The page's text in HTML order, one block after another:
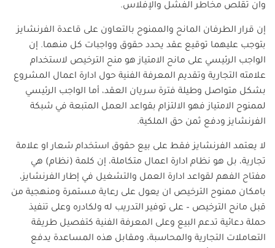
وان تقلص مخاطر الفشل والإفلاس.
إن قرار الطرفان المانح والممنوح بالتعاون على قاعدة الفرنشايز
بتوجب عليهما توقيع عقد يحدد حقوق وواجبات كل منهما. إن
الواجب الرئيسي على مانح الامتياز هو منح الترخيص لاستخدام
علامته التجارية وتقديم المعرفة الفنية حول ادارة اعمال المشروع
بشكل متواصل وطيلة فترة سريان العقد، أما الواجب الرئيسي
لممنوح الامتياز فهو الالتزام بقواعد العمل المتبعة في شبكة
الفرنشايز ودفع ثمن حق الملكية.
لا يعتمد الفرنشايز فقط على بيع حقوق استخدام شعار او علامة
تجارية، بل هو نظام ادارة اعمال متكاملة، إن كلمة (نظام) هي
مفتاح الفهم لقواعد ادارة العمل والتشغيل في إطار الفرنشايز،
بامكان ممنوح الترخيص ان يعول على رعاية مستمرة ومنهجية من
قبل مانح الترخيص – على توفير التدريب له ولكادره وعلى تنفيذ
حملة دعائية تدعم البيع وعلى المعرفة الفنية كتفصيل طريقة
التعاملات التجارية والمحاسبة، ومقابل هذه المساعدة يدفع